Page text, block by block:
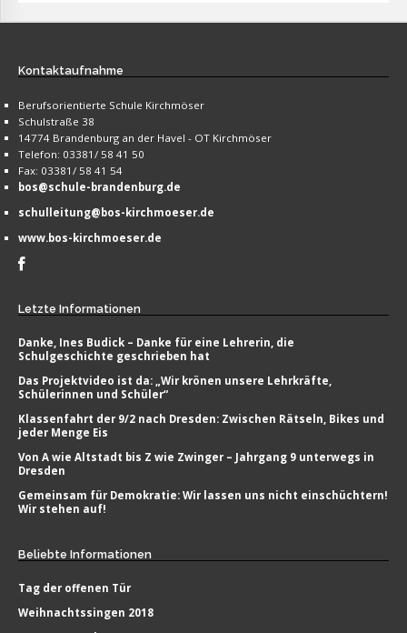
Kontaktaufnahme
Berufsorientierte Schule Kirchmöser
Schulstraße 38
14774 Brandenburg an der Havel - OT Kirchmöser
Telefon: 03381/ 58 41 50
Fax: 03381/ 58 41 54
bos@schule-brandenburg.de
schulleitung@bos-kirchmoeser.de
www.bos-kirchmoeser.de
Letzte Informationen
Danke, Ines Budick – Danke für eine Lehrerin, die
Schulgeschichte geschrieben hat
Das Projektvideo ist da: „Wir krönen unsere Lehrkräfte,
Schülerinnen und Schüler“
Klassenfahrt der 9/2 nach Dresden: Zwischen Rätseln, Bikes und
jeder Menge Eis
Von A wie Altstadt bis Z wie Zwinger – Jahrgang 9 unterwegs in
Dresden
Gemeinsam für Demokratie: Wir lassen uns nicht einschüchtern!
Wir stehen auf!
Beliebte Informationen
Tag der offenen Tür
Weihnachtssingen 2018